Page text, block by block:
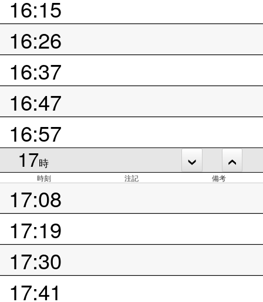
16:15
16:26
16:37
16:47
16:57
17時
時刻 注記 備考
17:08
17:19
17:30
17:41